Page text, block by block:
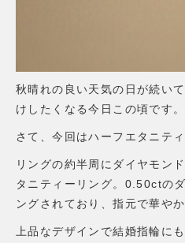
秋晴れの良い天気の日が続い
けしたくなる今日この頃です。
さて、今回はハーフエタニテ
リングの約半周にダイヤモン
タニティーリング。0.50ctの
ングされており、指元で華や
上品なデザインで結婚指輪に